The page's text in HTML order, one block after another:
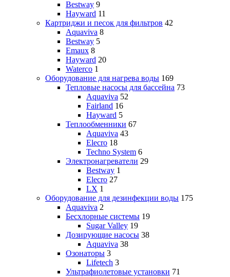
Bestway 9
Hayward 11
Картриджи и песок для фильтров 42
Aquaviva 8
Bestway 5
Emaux 8
Hayward 20
Waterco 1
Оборудование для нагрева воды 169
Тепловые насосы для бассейна 73
Aquaviva 52
Fairland 16
Hayward 5
Теплообменники 67
Aquaviva 43
Elecro 18
Techno System 6
Электронагреватели 29
Bestway 1
Elecro 27
LX 1
Оборудование для дезинфекции воды 175
Aquaviva 2
Бесхлорные системы 19
Sugar Valley 19
Дозирующие насосы 38
Aquaviva 38
Озонаторы 3
Lifetech 3
Ультрафиолетовые установки 71